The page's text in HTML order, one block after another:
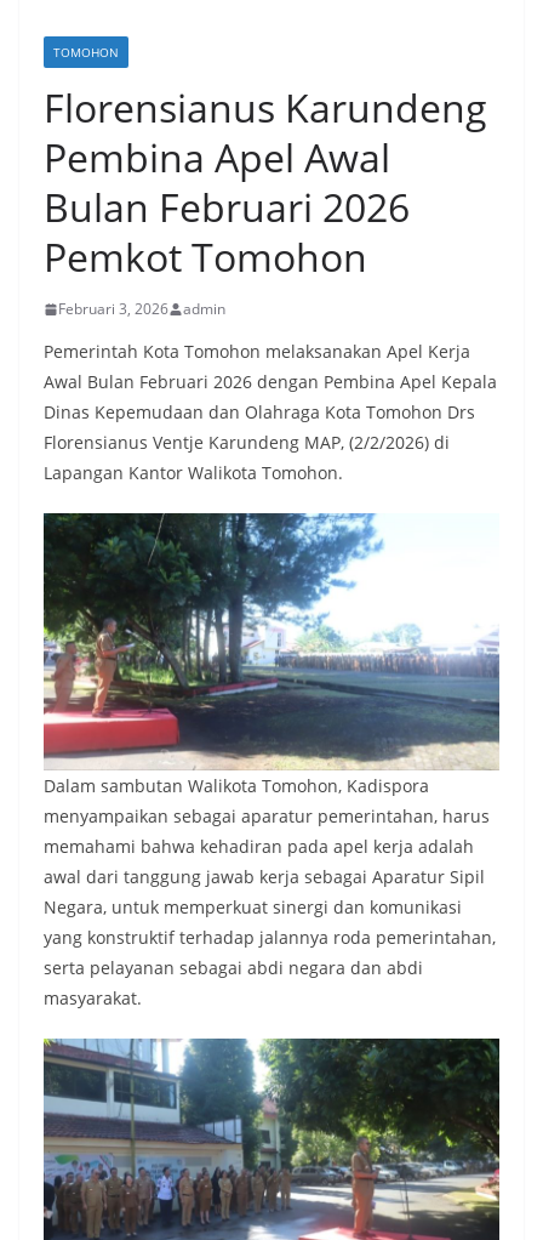
TOMOHON
Florensianus Karundeng
Pembina Apel Awal
Bulan Februari 2026
Pemkot Tomohon
Februari 3, 2026 admin
Pemerintah Kota Tomohon melaksanakan Apel Kerja
Awal Bulan Februari 2026 dengan Pembina Apel Kepala
Dinas Kepemudaan dan Olahraga Kota Tomohon Drs
Florensianus Ventje Karundeng MAP, (2/2/2026) di
Lapangan Kantor Walikota Tomohon.
Dalam sambutan Walikota Tomohon, Kadispora
menyampaikan sebagai aparatur pemerintahan, harus
memahami bahwa kehadiran pada apel kerja adalah
awal dari tanggung jawab kerja sebagai Aparatur Sipil
Negara, untuk memperkuat sinergi dan komunikasi
yang konstruktif terhadap jalannya roda pemerintahan,
serta pelayanan sebagai abdi negara dan abdi
masyarakat.